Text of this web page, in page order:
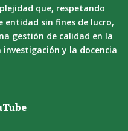
que, respetando
sin fines de lucro,
gestión de calidad en la
y la docencia